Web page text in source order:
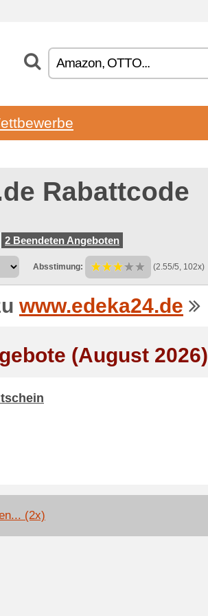
Rabattcode
2 Beendeten Angeboten
Absstimung: (2.55/5, 102x)
www.edeka24.de
(August 2026)
(2x)